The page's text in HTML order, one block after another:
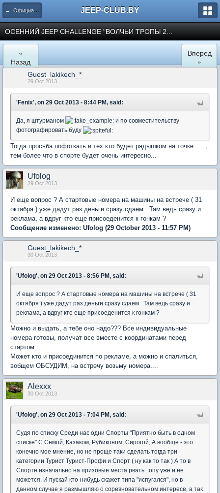
← Официальные клубные мероприятия JEEP-CLUB.BY
ОСЕННИЙ JEEP CHALLENGE "ВОЛЧЬИ ТРОПЫ 2...
«
Назад
Вперед
»
Guest_lakikech_*
29 Oct 2013
'Fenix', on 29 Oct 2013 - 8:44 PM, said:
Да, я штурманом
и по совместительству
фотографировать буду
Тогда просьба пофоткать и тех кто будет рядышком на точке......,
тем более что в спорте будет очень интересно...
Ufolog
29 Oct 2013
И еще вопрос ? А стартовые номера на машины на встрече ( 31
октября ) уже дадут раз деньги сразу сдаем . Там ведь сразу и
реклама, а вдруг кто еще присоеденится к гонкам ?
Сообщение изменено: Ufolog (29 October 2013 - 11:57 PM)
Guest_lakikech_*
30 Oct 2013
'Ufolog', on 29 Oct 2013 - 8:56 PM, said:
И еще вопрос ? А стартовые номера на машины на встрече ( 31
октября ) уже дадут раз деньги сразу сдаем . Там ведь сразу и
реклама, а вдруг кто еще присоеденится к гонкам ?
Можно и выдать, а тебе оно надо??? Все индивидуальные
номера готовы, получат все вместе с координатами перед
стартом
Может кто и присоединится по рекламе, а можно и спалиться,
вобщем ОБСУДИМ, на встречу возьму номера....
Alexxx
30 Oct 2013
'Ufolog', on 29 Oct 2013 - 7:04 PM, said:
Судя по списку Среди нас одни Спорты "Приятно быть в одном
списке" С Семой, Казаком, Рубиконом, Сирогой, А вообще - это
конечно мое мнение, но не проще таки сделать тогда три
категории Турист Турист-Профи и Спорт ( ну как то так ) А то в
Спорте изначально на призовые места рвать ..опу уже и не
можется. И пускай кто-нибудь скажет типа "испугался", но в
данном случае я размышляю о соревновательном интересе, а так